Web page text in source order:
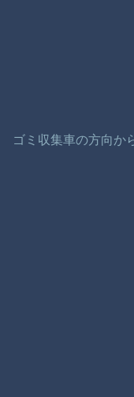
ゴミ収集車の方向か